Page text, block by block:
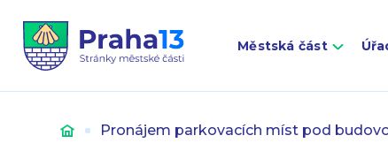
Městská část
Úvod Pronájem parkovacích míst pod